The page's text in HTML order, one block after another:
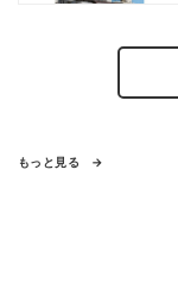
もっと見る